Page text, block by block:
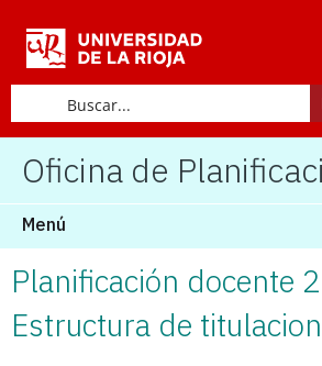
Oficina de
Menú
Planificación docente
Estructura de